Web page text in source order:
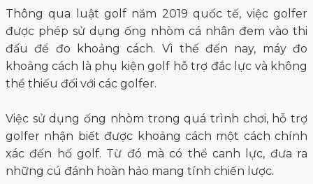
Thông qua luật golf năm 2019 quốc tế, việc golfer
được phép sử dụng ống nhòm cá nhân đem vào thi
đấu để đo khoảng cách. Vì thế đến nay, máy đo
khoảng cách là phụ kiện golf hỗ trợ đắc lực và không
thể thiếu đối với các golfer.
Việc sử dụng ống nhòm trong quá trình chơi, hỗ trợ
golfer nhận biết được khoảng cách một cách chính
xác đến hố golf. Từ đó mà có thể canh lực, đưa ra
những cú đánh hoàn hảo mang tính chiến lược.